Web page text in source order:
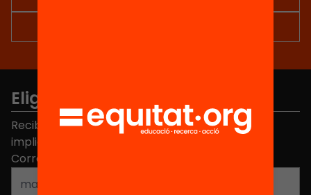
Elige equidad
Recibe contenidos, iniciativas y proyectos para
implicarte.
Correo electrónico